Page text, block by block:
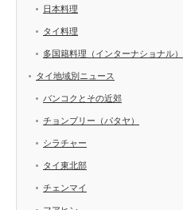
日本料理
タイ料理
多国籍料理（インターナショナル）
タイ地域別ニュース
バンコクとその近郊
チョンブリー（パタヤ）
シラチャー
タイ東北部
チェンマイ